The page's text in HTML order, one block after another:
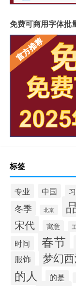
免费可商用字体批
标签
专业 中国
冬季 北京
宋代 寓意
时间 春节
服饰 梦幻
的人 的是